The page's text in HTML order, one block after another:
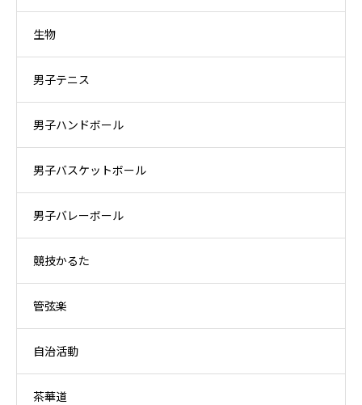
生物
男子テニス
男子ハンドボール
男子バスケットボール
男子バレーボール
競技かるた
管弦楽
自治活動
茶華道